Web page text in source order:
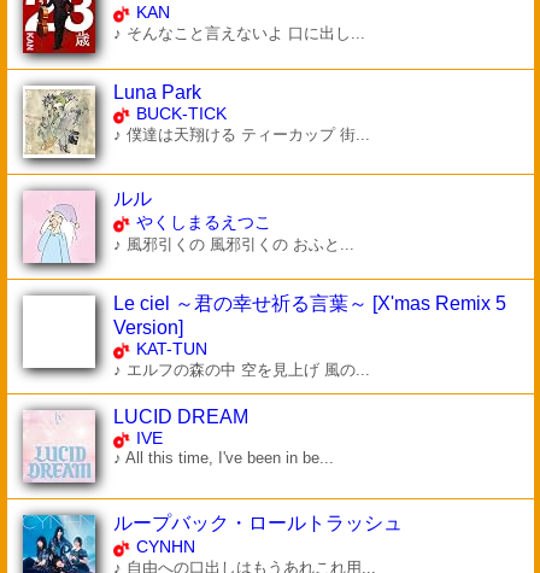
KAN
♪ そんなこと言えないよ 口に出し...
Luna Park
BUCK-TICK
♪ 僕達は天翔ける ティーカップ 街...
ルル
やくしまるえつこ
♪ 風邪引くの 風邪引くの おふと...
Le ciel ～君の幸せ祈る言葉～ [X'mas Remix 5
Version]
KAT-TUN
♪ エルフの森の中 空を見上げ 風の...
LUCID DREAM
IVE
♪ All this time, I've been in be...
ループバック・ロールトラッシュ
CYNHN
♪ 自由への口出しはもうあれこれ用...